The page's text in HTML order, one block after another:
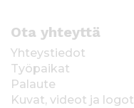
Ota yhteyttä
Yhteystiedot
Työpaikat
Palaute
Kuvat, videot ja logot